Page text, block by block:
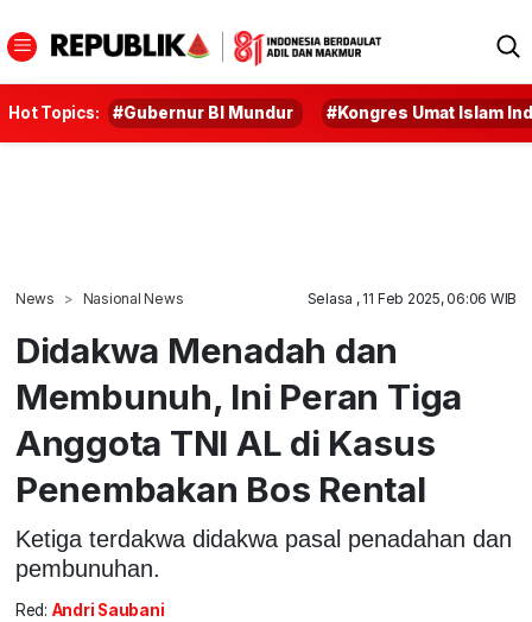
Hot Topics: #Gubernur BI Mundur #Kongres Umat Islam
News Nasional News Selasa , 11 Feb 2025, 06:06 WIB
Didakwa Menadah dan
Membunuh, Ini Peran Tiga
Anggota TNI AL di Kasus
Penembakan Bos Rental
Ketiga terdakwa didakwa pasal penadahan dan
pembunuhan.
Red: Andri Saubani